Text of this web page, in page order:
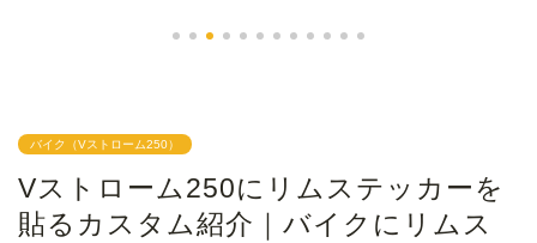
バイク（Vストローム250）
Vストローム250にリムステッカーを
貼るカスタム紹介｜バイクにリムス